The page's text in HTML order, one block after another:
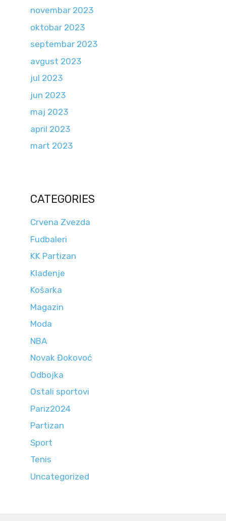
novembar 2023
oktobar 2023
septembar 2023
avgust 2023
jul 2023
jun 2023
maj 2023
april 2023
mart 2023
CATEGORIES
Crvena Zvezda
Fudbaleri
KK Partizan
Klađenje
Košarka
Magazin
Moda
NBA
Novak Đokovoć
Odbojka
Ostali sportovi
Pariz2024
Partizan
Sport
Tenis
Uncategorized